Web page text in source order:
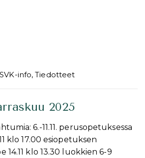
SVK-info,Tiedotteet
2025
6.-11.11. perusopetuksessa
klo 17.00 esiopetuksen
14.11 klo 13.30 luokkien 6-9